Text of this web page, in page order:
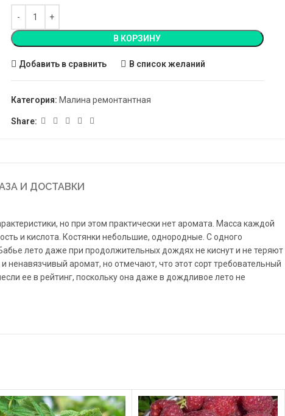
В КОРЗИНУ
Добавить в сравнить В список желаний
Категория: Малина ремонтантная
Share:
И ДОСТАВКИ
но при этом практически нет аромата. Масса каждой
и кислота. Костянки небольшие, однородные. С одного
лето даже при продолжительных дождях не киснут и не теряют
ненавязчивый аромат, но отмечают, что этот сорт требовательный
ее в рейтинг, поскольку она даже в дождливое лето не